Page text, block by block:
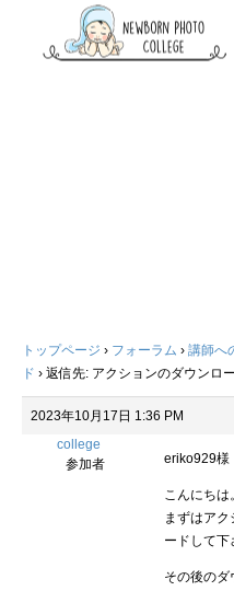
トップページ › フォーラム › 講師へ
ド › 返信先: アクションのダウンロ
2023年10月17日 1:36 PM
college
参加者
eriko929様
こんにちは。
まずはア
ードして下
その後のダ